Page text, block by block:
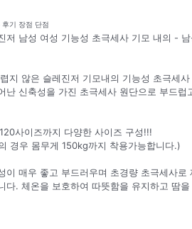
기 장점 단점
저 남성 여성 기능성 초극세사 기모 내의 -
지 않은 슬레진저 기모내의 기능성 초극세사
난 신축성을 가진 초극세사 원단으로 부드럽
사이즈까지 다양한 사이즈 구성!!!
경우 몸무게 150kg까지 착용가능합니다.)
이 매우 좋고 부드러우며 초경량 초극세사
다. 체온을 보호하여 따뜻함을 유지하고 땀